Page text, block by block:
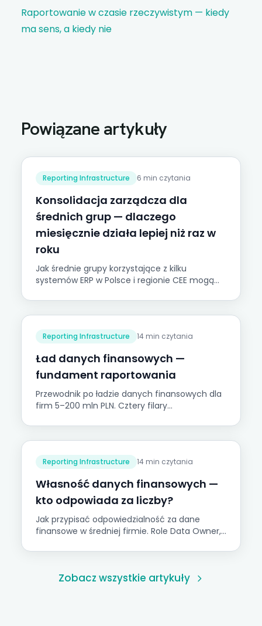
Raportowanie w czasie rzeczywistym — kiedy
ma sens, a kiedy nie
Powiązane artykuły
Reporting Infrastructure 6 min czytania
Konsolidacja zarządcza dla
średnich grup — dlaczego
miesięcznie działa lepiej niż raz w
roku
Jak średnie grupy korzystające z kilku
systemów ERP w Polsce i regionie CEE mogą
miesięcznego raportowania grupowego.
Odpowiedź leży w infrastrukturze, nie w
oprogramowaniu.
Reporting Infrastructure 14 min czytania
Ład danych finansowych —
fundament raportowania
Przewodnik po ładzie danych finansowych dla
firm 5–200 mln PLN. Cztery filary
Onetribe.
Reporting Infrastructure 14 min czytania
Własność danych finansowych —
kto odpowiada za liczby?
Jak przypisać odpowiedzialność za dane
finansowe w średniej firmie. Role Data Owner,
Zobacz wszystkie artykuły